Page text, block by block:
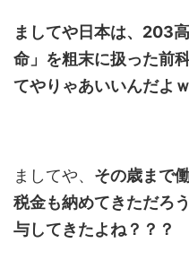
ましてや日本は、203
命」を粗末に扱った前
てやりゃあいいんだよｗ
ましてや、 その歳まで
税金も納めてきただろ
与してきたよね？？？